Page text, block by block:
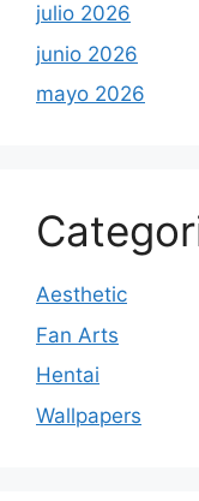
julio 2026
junio 2026
mayo 2026
Aesthetic
Fan Arts
Hentai
Wallpapers